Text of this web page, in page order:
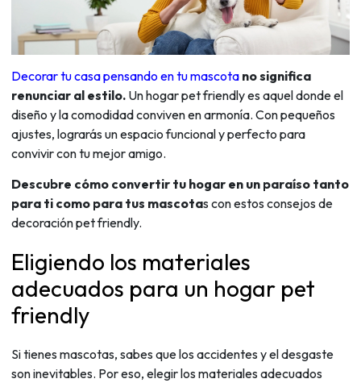
Decorar tu casa pensando en tu mascota no significa
renunciar al estilo. Un hogar pet friendly es aquel donde el
diseño y la comodidad conviven en armonía. Con pequeños
ajustes, lograrás un espacio funcional y perfecto para
convivir con tu mejor amigo.
Descubre cómo convertir tu hogar en un paraíso tanto
para ti como para tus mascotas con estos consejos de
decoración pet friendly.
Eligiendo los materiales
adecuados para un hogar pet
friendly
Si tienes mascotas, sabes que los accidentes y el desgaste
son inevitables. Por eso, elegir los materiales adecuados